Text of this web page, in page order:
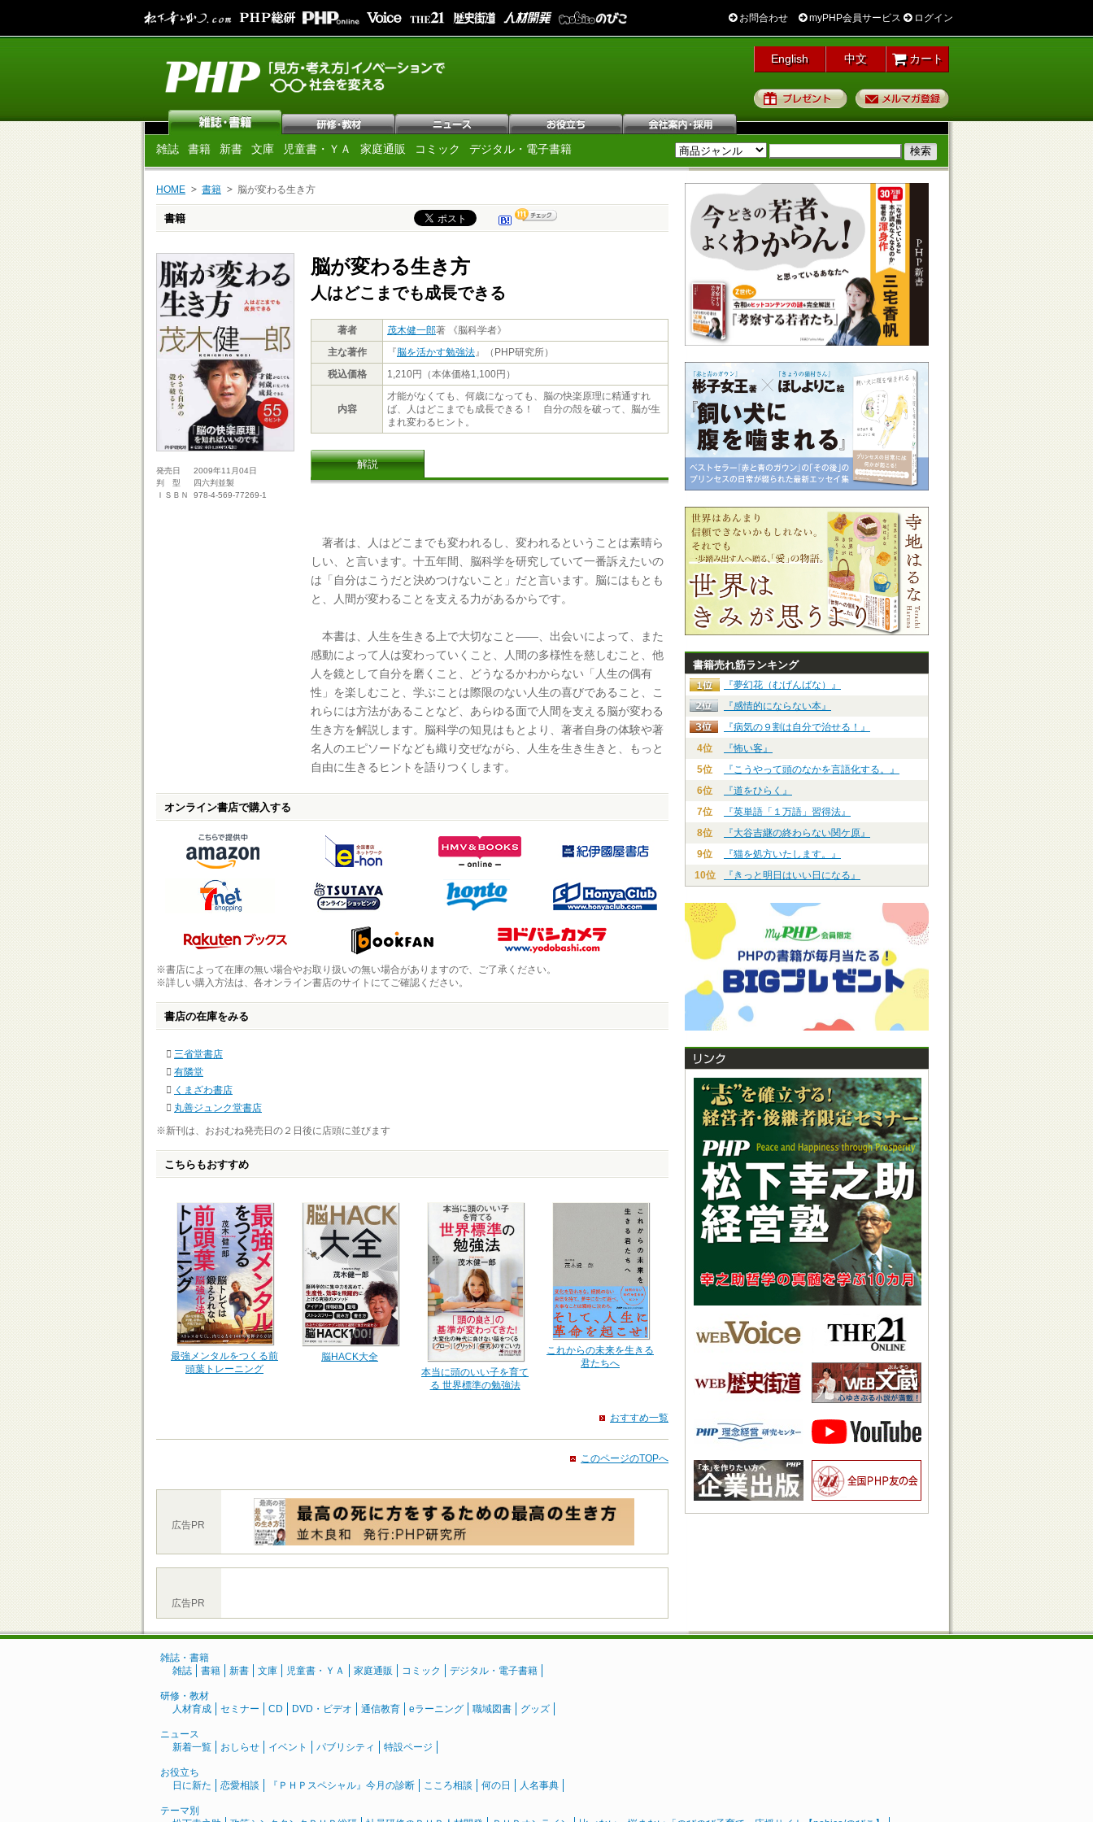
お問合わせ myPHP会員サービス ログイン
English 中文 カート
プレゼント
雑誌 書籍 新書 文庫 児童書・ＹＡ 家庭通販 コミック デジタル・電子書籍
HOME 書籍 脳が変わる生き方
書籍
発売日
2009年11月04日
判 型
四六判並製
ＩＳＢＮ
978-4-569-77269-1
脳が変わる生き方
人はどこまでも成長できる
著者 茂木健一郎著 《脳科学者》
主な著作
『脳を活かす勉強法』（PHP研究所）
税込価格
1,210円（本体価格1,100円）
内容
才能がなくても、何歳になっても、脳の快楽原理に精通すれ
ば、人はどこまでも成長できる！ 自分の殻を破って、脳が生
まれ変わるヒント。
解説
著者は、人はどこまでも変われるし、変われるということは素晴ら
しい、と言います。十五年間、脳科学を研究していて一番訴えたいの
は「自分はこうだと決めつけないこと」だと言います。脳にはもとも
と、人間が変わることを支える力があるからです。
本書は、人生を生きる上で大切なこと――、出会いによって、また
感動によって人は変わっていくこと、人間の多様性を慈しむこと、他
人を鏡として自分を磨くこと、どうなるかわからない「人生の偶有
性」を楽しむこと、学ぶことは際限のない人生の喜びであること、こ
れらには方法があることなど、あらゆる面で人間を支える脳が変わる
生き方を解説します。脳科学の知見はもとより、著者自身の体験や著
名人のエピソードなども織り交ぜながら、人生を生き生きと、もっと
自由に生きるヒントを語りつくします。
オンライン書店で購入する
※書店によって在庫の無い場合やお取り扱いの無い場合がありますので、ご了承ください。
※詳しい購入方法は、各オンライン書店のサイトにてご確認ください。
書店の在庫をみる
三省堂書店
有隣堂
くまざわ書店
丸善ジュンク堂書店
※新刊は、おおむね発売日の２日後に店頭に並びます
こちらもおすすめ
最強メンタルをつくる前
頭葉トレーニング
脳HACK大全
本当に頭のいい子を育て
る 世界標準の勉強法
これからの未来を生きる
君たちへ
おすすめ一覧
このページのTOPへ
広告PR
広告PR
書籍売れ筋ランキング
『夢幻花（むげんばな）』
『感情的にならない本』
『病気の９割は自分で治せる！』
4位
『怖い客』
5位
『こうやって頭のなかを言語化する。』
6位
『道をひらく』
7位
『英単語「１万語」習得法』
8位
『大谷吉継の終わらない関ケ原』
9位
『猫を処方いたします。』
10位
『きっと明日はいい日になる』
雑誌・書籍
雑誌
書籍 新書 文庫 児童書・ＹＡ 家庭通販 コミック デジタル・電子書籍
研修・教材
人材育成
セミナー CD DVD・ビデオ 通信教育 eラーニング 職域図書 グッズ
ニュース
新着一覧
おしらせ イベント パブリシティ 特設ページ
お役立ち
日に新た
恋愛相談 『ＰＨＰスペシャル』今月の診断 こころ相談 何の日 人名事典
テーマ別